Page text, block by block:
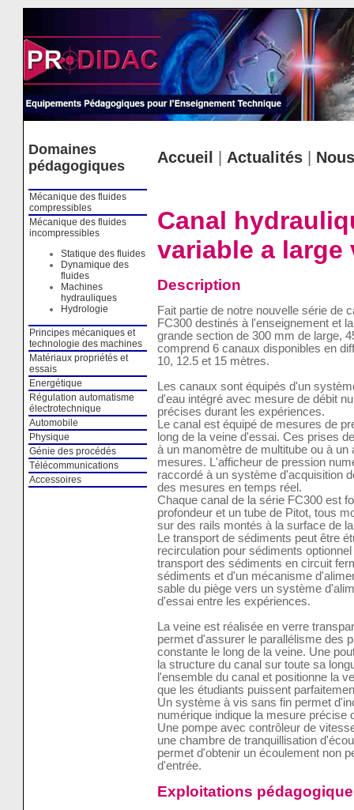
Domaines
pédagogiques
Mécanique des fluides
compressibles
Mécanique des fluides
incompressibles
Statique des fluides
Dynamique des
fluides
Machines
hydrauliques
Hydrologie
Principes mécaniques et
technologie des machines
Matériaux propriétés et
essais
Energétique
Régulation automatisme
électrotechnique
Automobile
Physique
Génie des procédés
Télécommunications
Accessoires
Accueil Actualités|
Canal
variable a large
Description
Fait partie de notre nouvelle série de
FC300 destinés à l'enseignement et
grande section de 300 mm de large,
comprend 6 canaux disponibles en
10, 12.5 et 15 mètres.
Les canaux sont équipés d'un
d'eau intégré avec mesure de débit
précises durant les expériences.
Le canal est équipé de mesures de
long de la veine d'essai. Ces prises
à un manomètre de multitube ou à
mesures. L'afficheur de pression
raccordé à un système d'acquisition
des mesures en temps réel.
Chaque canal de la série FC300 est
profondeur et un tube de Pitot, tous
sur des rails montés à la surface de
Le transport de sédiments peut être
recirculation pour sédiments
transport des sédiments en circuit
sédiments et d'un mécanisme
sable du piège vers un système
d'essai entre les expériences.
La veine est réalisée en verre
permet d'assurer le parallélisme des
constante le long de la veine. Une
la structure du canal sur toute sa
l'ensemble du canal et positionne la
que les étudiants puissent
Un système à vis sans fin permet
numérique indique la mesure précise
Une pompe avec contrôleur de
une chambre de tranquillisation
permet d'obtenir un écoulement non
d'entrée.
Exploitations
Cookies management panel